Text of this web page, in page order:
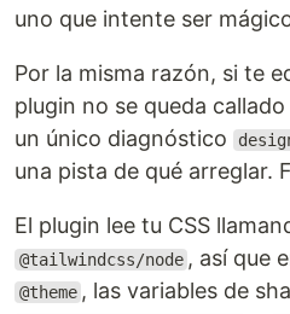
uno que intente ser
Por la misma razón, si te
plugin no se queda
un único diagnóstico
una pista de qué arreglar.
El plugin lee tu CSS
@tailwindcss/node , así que
@theme , las variables de